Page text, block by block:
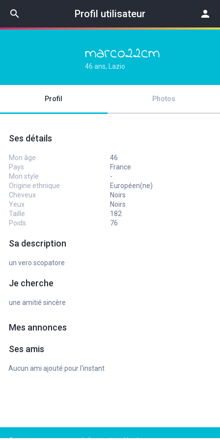
search Profil utilisateur person
marco22cm
46 ans, Lazio
Profil Photos
Ses détails
Mon âge
46
Pays
France
Mon style
-
Origine ethnique
Européen(ne)
Cheveux
Noirs
Yeux
Noirs
Taille
182
Poids
76
Sa description
un vero scopatore
Je cherche
une amitié sincère
Mes annonces
Ses amis
Aucun ami ajouté pour l'instant